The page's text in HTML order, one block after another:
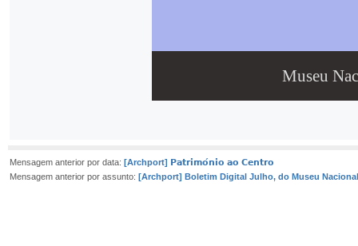
Museu
Mensagem anterior por data: [Archport] 𝗣𝗮𝘁𝗿𝗶𝗺𝗼́𝗻𝗶𝗼 𝗮𝗼 𝗖𝗲𝗻𝘁𝗿𝗼
Mensagem anterior por assunto: [Archport] Boletim Digital Julho, do Museu